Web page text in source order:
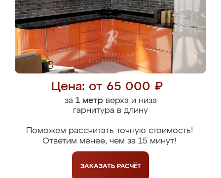
Цена: от 65 000 ₽
за 1 метрверха и низа
гарнитура в длину
Поможем рассчитать точную стоимость!
Ответим менее, чем за 15 минут!
ЗАКАЗАТЬ РАСЧЁТ